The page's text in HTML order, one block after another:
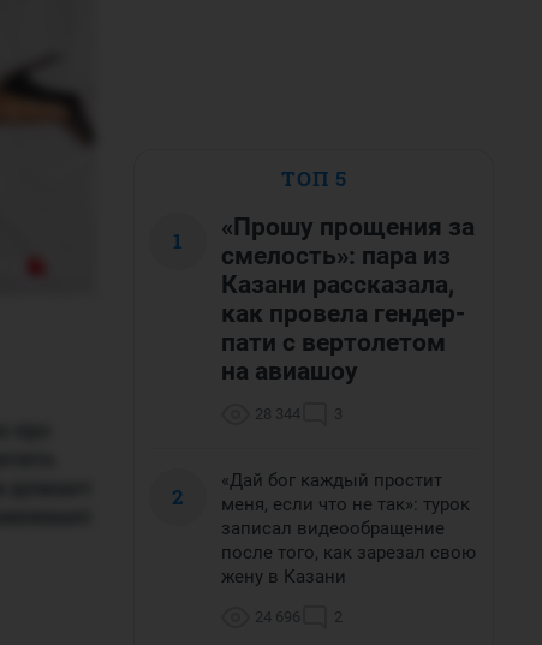
ТОП 5
1
«Прошу прощения за
смелость»: пара из
Казани рассказала,
как провела гендер-
пати с вертолетом
на авиашоу
28 344 3
2
«Дай бог каждый простит
меня, если что не так»: турок
записал видеообращение
после того, как зарезал свою
жену в Казани
24 696 2